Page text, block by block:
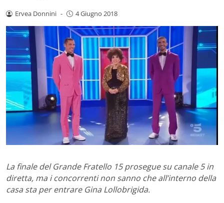
Ervea Donnini - 4 Giugno 2018
La finale del Grande Fratello 15 prosegue su canale 5 in
diretta, ma i concorrenti non sanno che all’interno della
casa sta per entrare Gina Lollobrigida.